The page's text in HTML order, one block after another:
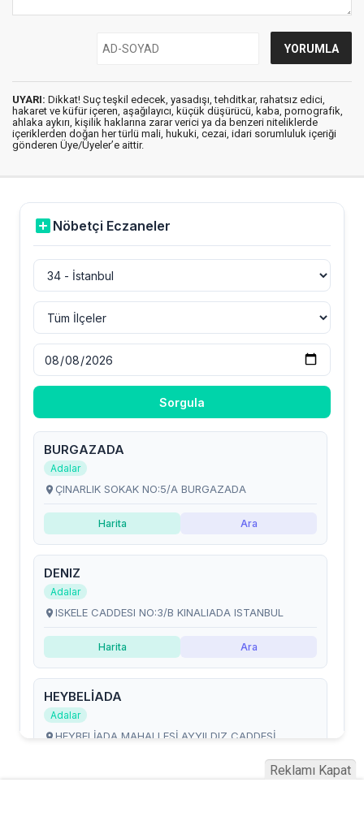
UYARI: Dikkat! Suç teşkil edecek, yasadışı, tehditkar, rahatsız edici,
hakaret ve küfür içeren, aşağılayıcı, küçük düşürücü, kaba, pornografik,
ahlaka aykırı, kişilik haklarına zarar verici ya da benzeri niteliklerde
içeriklerden doğan her türlü mali, hukuki, cezai, idari sorumluluk içeriği
gönderen Üye/Üyeler’e aittir.
Reklamı Kapat